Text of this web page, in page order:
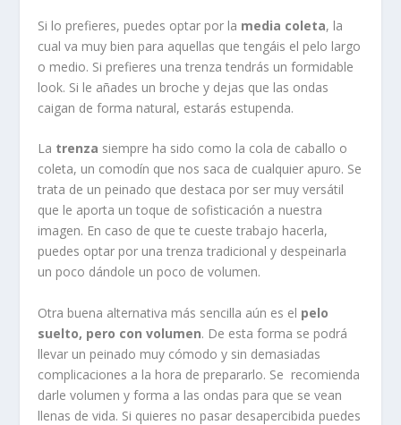
Si lo prefieres, puedes optar por la media coleta, la
cual va muy bien para aquellas que tengáis el pelo largo
o medio. Si prefieres una trenza tendrás un formidable
look. Si le añades un broche y dejas que las ondas
caigan de forma natural, estarás estupenda.
La trenza siempre ha sido como la cola de caballo o
coleta, un comodín que nos saca de cualquier apuro. Se
trata de un peinado que destaca por ser muy versátil
que le aporta un toque de sofisticación a nuestra
imagen. En caso de que te cueste trabajo hacerla,
puedes optar por una trenza tradicional y despeinarla
un poco dándole un poco de volumen.
Otra buena alternativa más sencilla aún es el pelo
suelto, pero con volumen. De esta forma se podrá
llevar un peinado muy cómodo y sin demasiadas
complicaciones a la hora de prepararlo. Se recomienda
darle volumen y forma a las ondas para que se vean
llenas de vida. Si quieres no pasar desapercibida puedes